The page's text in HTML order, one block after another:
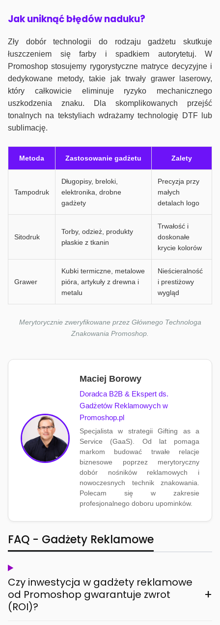
Jak uniknąć błędów naduku?
Zły dobór technologii do rodzaju gadżetu skutkuje
łuszczeniem się farby i spadkiem autorytetuj. W
Promoshop stosujemy rygorystyczne matryce decyzyjne i
dedykowane metody, takie jak trwały grawer laserowy,
który całkowicie eliminuje ryzyko mechanicznego
uszkodzenia znaku. Dla skomplikowanych przejść
tonalnych na tekstyliach wdrażamy technologię DTF lub
sublimację.
Metoda Zastosowanie gadżetu Zalety
Tampodruk
Długopisy, breloki,
elektronika, drobne
gadżety
Precyzja przy
małych
detalach logo
Sitodruk
Torby, odzież, produkty
płaskie z tkanin
Trwałość i
doskonałe
krycie kolorów
Grawer
Kubki termiczne, metalowe
pióra, artykuły z drewna i
metalu
Nieścieralność
i prestiżowy
wygląd
Merytorycznie zweryfikowane przez Głównego Technologa
Znakowania Promoshop.
Maciej Borowy
Doradca B2B & Ekspert ds.
Gadżetów Reklamowych w
Promoshop.pl
Specjalista w strategii Gifting as a
Service (GaaS). Od lat pomaga
markom budować trwałe relacje
biznesowe poprzez merytoryczny
dobór nośników reklamowych i
nowoczesnych technik znakowania.
Polecam się w zakresie
profesjonalnego doboru upominków.
FAQ - Gadżety Reklamowe
Czy inwestycja w gadżety reklamowe
od Promoshop gwarantuje zwrot
(ROI)?
+